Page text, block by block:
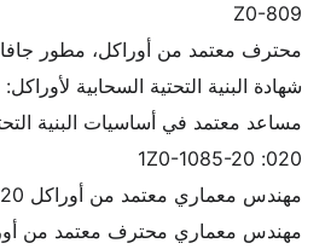
Z0-809
محترف معتمد من أوراكل، مطور جافا SE 11: 1Z0-819
شهادة البنية التحتية السحابية لأوراكل:
020: 1Z0-1085-20
مهندس معماري معتمد من أوراكل 2020: 1Z0-1072-20